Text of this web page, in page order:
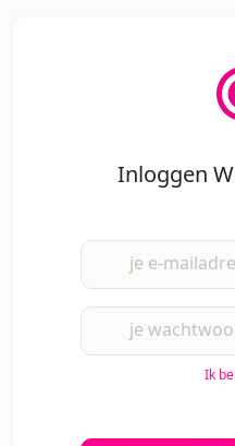
Inloggen
je e-
je
Ik